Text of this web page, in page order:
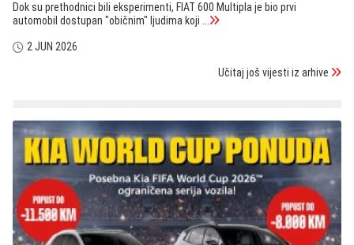
Dok su prethodnici bili eksperimenti, FIAT 600 Multipla je bio prvi
automobil dostupan "običnim" ljudima koji ...
2 JUN 2026
Učitaj još vijesti iz arhive